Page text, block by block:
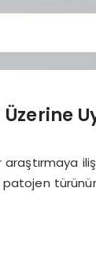
araştırmaya
patojen